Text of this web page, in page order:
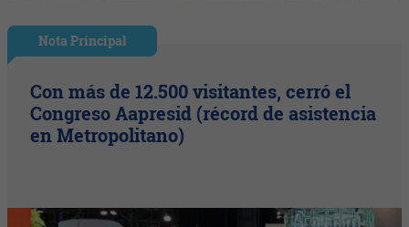
Nota Principal
Con más de 12.500 visitantes, cerró el
Congreso Aapresid (récord de asistencia
en Metropolitano)